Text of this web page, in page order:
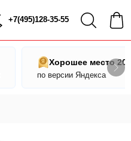
+7(495)128-35-55
Хорошее место
по версии Яндекса